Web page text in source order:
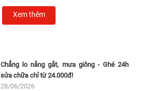
Xem thêm
Chẳng lo nắng gắt, mưa giông - Ghé 24h
sửa chữa chỉ từ 24.000đ!
28/06/2026